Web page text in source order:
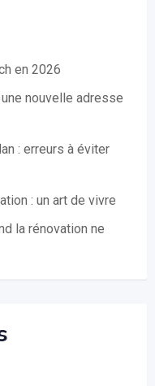
en 2026
nouvelle adresse
: erreurs à éviter
: un art de vivre
la rénovation ne